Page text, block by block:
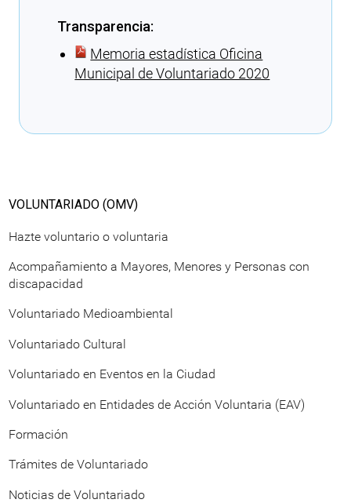
Transparencia:
Memoria estadística Oficina
Municipal de Voluntariado 2020
VOLUNTARIADO (OMV)
Hazte voluntario o voluntaria
Acompañamiento a Mayores, Menores y Personas con
discapacidad
Voluntariado Medioambiental
Voluntariado Cultural
Voluntariado en Eventos en la Ciudad
Voluntariado en Entidades de Acción Voluntaria (EAV)
Formación
Trámites de Voluntariado
Noticias de Voluntariado